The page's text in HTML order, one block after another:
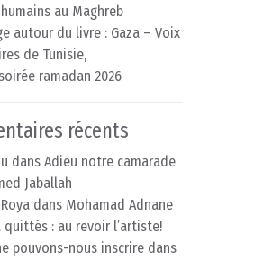
au Maghreb
autour du livre : Gaza – Voix
de Tunisie,
ramadan 2026
récents
dans Adieu notre camarade
Jaballah
dans Mohamad Adnane
quittés : au revoir l’artiste!
pouvons-nous inscrire dans